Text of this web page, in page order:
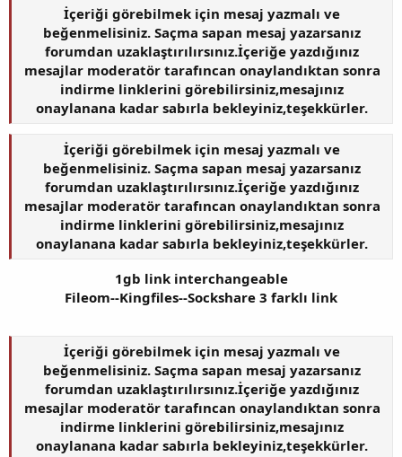
İçeriği görebilmek için mesaj yazmalı ve
beğenmelisiniz. Saçma sapan mesaj yazarsanız
forumdan uzaklaştırılırsınız.İçeriğe yazdığınız
mesajlar moderatör tarafıncan onaylandıktan sonra
indirme linklerini görebilirsiniz,mesajınız
onaylanana kadar sabırla bekleyiniz,teşekkürler.
İçeriği görebilmek için mesaj yazmalı ve
beğenmelisiniz. Saçma sapan mesaj yazarsanız
forumdan uzaklaştırılırsınız.İçeriğe yazdığınız
mesajlar moderatör tarafıncan onaylandıktan sonra
indirme linklerini görebilirsiniz,mesajınız
onaylanana kadar sabırla bekleyiniz,teşekkürler.
1gb link interchangeable
Fileom--Kingfiles--Sockshare 3 farklı link
İçeriği görebilmek için mesaj yazmalı ve
beğenmelisiniz. Saçma sapan mesaj yazarsanız
forumdan uzaklaştırılırsınız.İçeriğe yazdığınız
mesajlar moderatör tarafıncan onaylandıktan sonra
indirme linklerini görebilirsiniz,mesajınız
onaylanana kadar sabırla bekleyiniz,teşekkürler.